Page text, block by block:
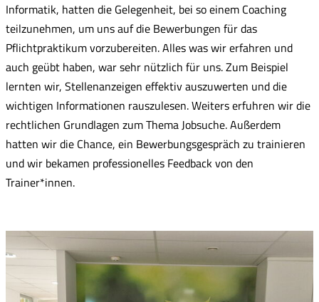
Informatik, hatten die Gelegenheit, bei so einem Coaching
teilzunehmen, um uns auf die Bewerbungen für das
Pflichtpraktikum vorzubereiten. Alles was wir erfahren und
auch geübt haben, war sehr nützlich für uns. Zum Beispiel
lernten wir, Stellenanzeigen effektiv auszuwerten und die
wichtigen Informationen rauszulesen. Weiters erfuhren wir die
rechtlichen Grundlagen zum Thema Jobsuche. Außerdem
hatten wir die Chance, ein Bewerbungsgespräch zu trainieren
und wir bekamen professionelles Feedback von den
Trainer*innen.